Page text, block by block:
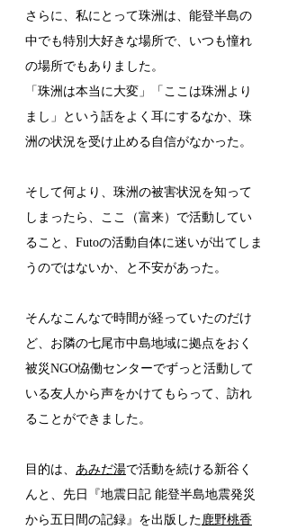
さらに、私にとって珠洲は、能登半島の
中でも特別大好きな場所で、いつも憧れ
の場所でもありました。
「珠洲は本当に大変」「ここは珠洲より
まし」という話をよく耳にするなか、珠
洲の状況を受け止める自信がなかった。
そして何より、珠洲の被害状況を知って
しまったら、ここ（富来）で活動してい
ること、Futoの活動自体に迷いが出てしま
うのではないか、と不安があった。
そんなこんなで時間が経っていたのだけ
ど、お隣の七尾市中島地域に拠点をおく
被災NGO恊働センターでずっと活動して
いる友人から声をかけてもらって、訪れ
ることができました。
目的は、 あみだ湯で活動を続ける新谷く
んと、先日『地震日記 能登半島地震発災
から五日間の記録』を出版した 鹿野桃香